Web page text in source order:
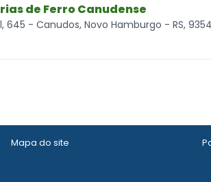
de Ferro Canudense
645 - Canudos, Novo Hamburgo - RS,
Mapa do site